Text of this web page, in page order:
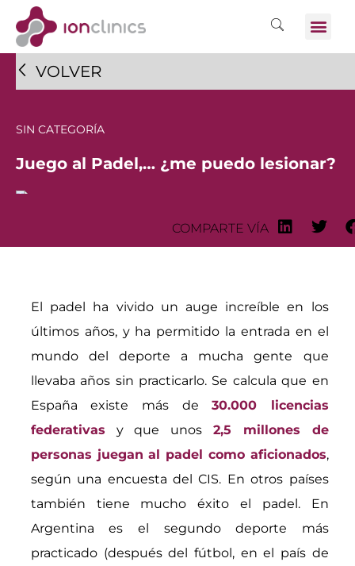
VOLVER
SIN CATEGORÍA
Juego al Padel,… ¿me puedo lesionar?
COMPARTE VÍA
El padel ha vivido un auge increíble en los
últimos años, y ha permitido la entrada en el
mundo del deporte a mucha gente que
llevaba años sin practicarlo. Se calcula que en
España existe más de30.000 licencias
federativas y que unos2,5 millones de
personas juegan al padel como aficionados,
según una encuesta del CIS. En otros países
también tiene mucho éxito el padel. En
Argentina es el segundo deporte más
practicado (después del fútbol, en el país de